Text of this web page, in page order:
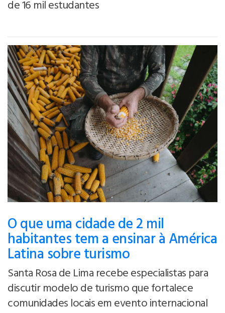
de 16 mil estudantes
O que uma cidade de 2 mil
habitantes tem a ensinar à América
Latina sobre turismo
Santa Rosa de Lima recebe especialistas para
discutir modelo de turismo que fortalece
comunidades locais em evento internacional